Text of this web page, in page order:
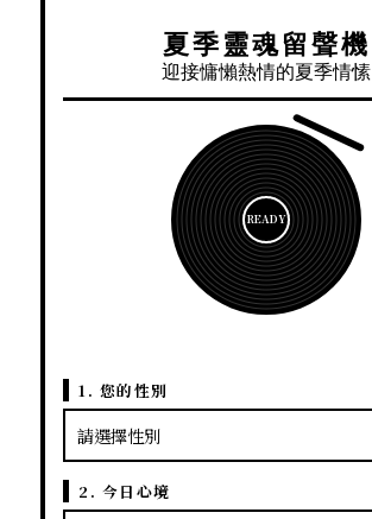
夏季靈魂留聲機
迎接慵懶熱情的夏季情愫
READY
1. 您的性別
2. 今日心境